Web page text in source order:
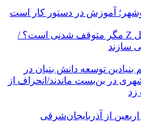
آموزش در دستور کار است
سیلیکن ولیِ تهران؛ این ایران نسل Z مگر متوقف شدنی است؟ /
سازند
توسعه دانش بنیان در
در بن‌بست ماندند/انحراف از